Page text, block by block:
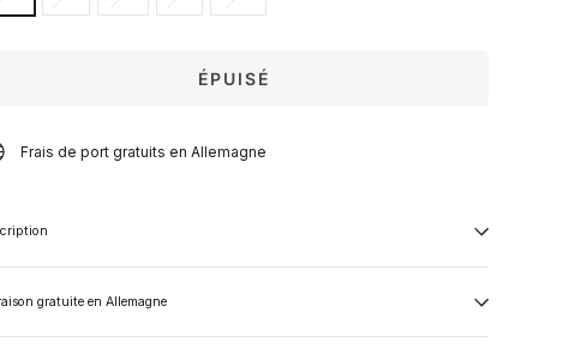
ÉPUISÉ
Frais de port gratuits en Allemagne
gratuite en Allemagne